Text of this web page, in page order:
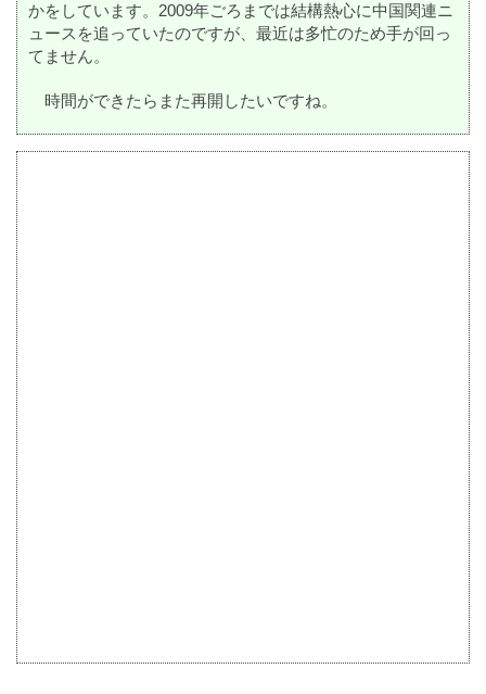
かをしています。2009年ごろまでは結構熱心に中国関連ニ
ュースを追っていたのですが、最近は多忙のため手が回っ
てません。
時間ができたらまた再開したいですね。